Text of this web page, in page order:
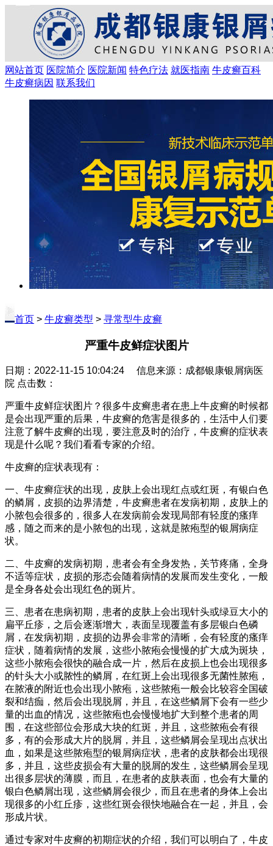
网站首页 医院简介 医院新闻 特色疗法 就医指南 牛皮癣百科
牛皮癣病因 联系我们
首页 > 牛皮癣类型 > 寻常型牛皮癣
严重牛皮鲜症状图片
日期：2022-11-15 10:04:24 信息来源：成都银康银屑病医
院 点击数：
严重牛皮鲜症状图片？很多牛皮癣患者在患上牛皮癣的时候都
是会出现严重的后果，牛皮癣的危害是很多的，生活中人们要
注意了解牛皮癣的出现，要注意及时的治疗，牛皮癣的症状表
现是什么呢？我们看看专家的介绍。
牛皮癣的症状表现有：
一、牛皮癣症状的出现，皮肤上会出现红点或红斑，有银白色
的鳞屑，皮损的边界清楚，牛皮癣患者在发病初期，皮肤上的
小脓包会很多的，很多人在发病前会发现局部有轻度的瘙痒
感，随之而来的是小脓包的出现，这就是脓疱型的银屑病症
状。
二、牛皮癣的发病初期，患者会有全身发热，关节疼痛，全身
不适等症状，皮损的形态会随着病情的发展而发生变化，一般
是全身各处会出现红色的斑片。
三、患者在患病初期，患者的皮肤上会出现针头或绿豆大小的
扁平丘疹，之后会逐渐增大，表面呈现覆盖有多层银白色磷
屑，在发病初期，皮损的边界会非常的清晰，会有轻度的瘙痒
症状，随着病情的发展，这些小脓疱会慢慢的扩大成为斑块，
这些小脓疱会很快的融合成一片，然后在皮损上也会出现很多
的针头大小或脓性的鳞屑，在红斑上会出现很多无菌性脓疱，
在脓液的附近也会出现小脓疱，这些脓疱一般会比较容全国破
裂和结痂，然后会出现脱屑，并且，在这些鳞屑下会有一些少
量的出血的情况，这些脓疱也会慢慢地扩大到整个患者的周
围，在这些部位会形成大块的红斑，并且，这些脓疱会有很
多，有的会形成大片的脱屑，并且，这些鳞屑会呈现出点状出
血，如果是这些脓疱型的银屑病症状，患者的皮肤都会出现很
多，并且，这些皮损会有大量的脱屑的发生，这些鳞屑会呈现
出很多层状的薄膜，而且，在患者的皮肤表面，也会有大量的
银白色鳞屑出现，这些鳞屑会很少，而且在患者的身体上会出
现很多的小红丘疹，这些红斑会很快地融合在一起，并且，会
形成片状。
通过专家对牛皮癣的初期症状的介绍，我们可以明白了，牛皮